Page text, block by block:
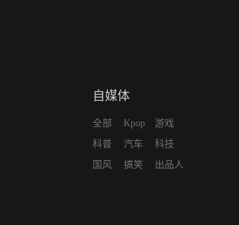
自媒体
全部
科普
国风
Kpop
汽车
搞笑
游戏
科技
出品人